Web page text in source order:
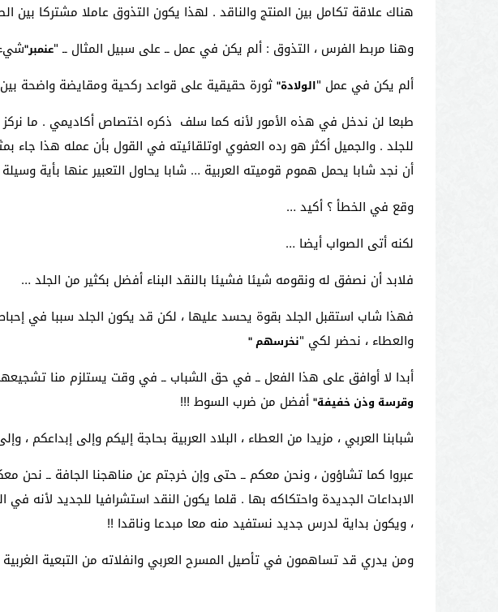
هناك علاقة تكامل بين المنتج والناقد . لهذا يكون التذوق عاملا مشتركا بين
وهنا مربط الفرس ، التذوق : ألم يكن في عمل ــ على سبيل المثال ــ "عنمبر"
ألم يكن في عمل "الولادة"ثورة حقيقية على قواعد ركحية ومقايضة واضحة بين
طبعا لن ندخل في هذه الأمور لأنه كما سلف ذكره اختصاص أكاديمي . ما
للجلد . والجميل أكثر هو رده العفوي اوتلقائيته في القول بأن عمله هذا جاء
أن نجد شابا يحمل هموم قوميته العربية … شابا يحاول التعبير عنها بأية
وقع في الخطأ ؟ أكيد …
لكنه أتى الصواب أيضا …
فلابد أن نصفق له ونقومه شيئا فشيئا بالنقد البناء أفضل بكثير من الجلد …
فهذا شاب استقبل الجلد بقوة يحسد عليها ، لكن قد يكون الجلد سببا في
والعطاء ، نحضر لكي "نخرسهم "
أبدا لا أوافق على هذا الفعل ــ في حق الشباب ــ في وقت يستلزم منا
وقرسة وذن خفيفة"أفضل من ضرب السوط !!!
شبابنا العربي ، مزيدا من العطاء ، البلاد العربية بحاجة إليكم وإلى إبداعكم
عبروا كما تشاؤون ، ونحن معكم ــ حتى وإن خرجتم عن مناهجنا الجافة ــ نحن
الابداعات الجديدة واحتكاكه بها . قلما يكون النقد استشرافيا للجديد
، ويكون بداية لدرس جديد نستفيد منه معا مبدعا وناقدا !!
ومن يدري قد تساهمون في تأصيل المسرح العربي وانفلاته من التبعية الغربية